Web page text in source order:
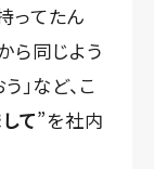
ってたん
ら同じよう
」など、こ
て”を社内